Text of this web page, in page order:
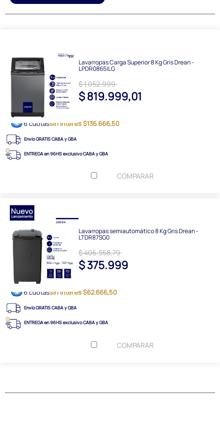
Lavarropas Carga Superior 8 Kg Gris Drean -
LPDR0865ILG
$ 1.052.999
$ 819.999,01
6 cuotassin interés $136.666,50
Envío GRATIS CABA y GBA
ENTREGA en 96HS exclusivo CABA y GBA
COMPARAR
Lavarropas semiautomático 8 Kg Gris Drean -
LTDR87SG0
$ 406.558,79
$ 375.999
6 cuotassin interés $62.666,50
Envío GRATIS CABA y GBA
ENTREGA en 96HS exclusivo CABA y GBA
COMPARAR